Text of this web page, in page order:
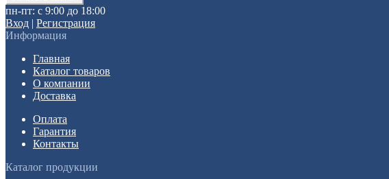
пн-пт: с 9:00 до 18:00
Вход | Регистрация
Информация
Главная
Каталог товаров
О компании
Доставка
Оплата
Гарантия
Контакты
Каталог продукции